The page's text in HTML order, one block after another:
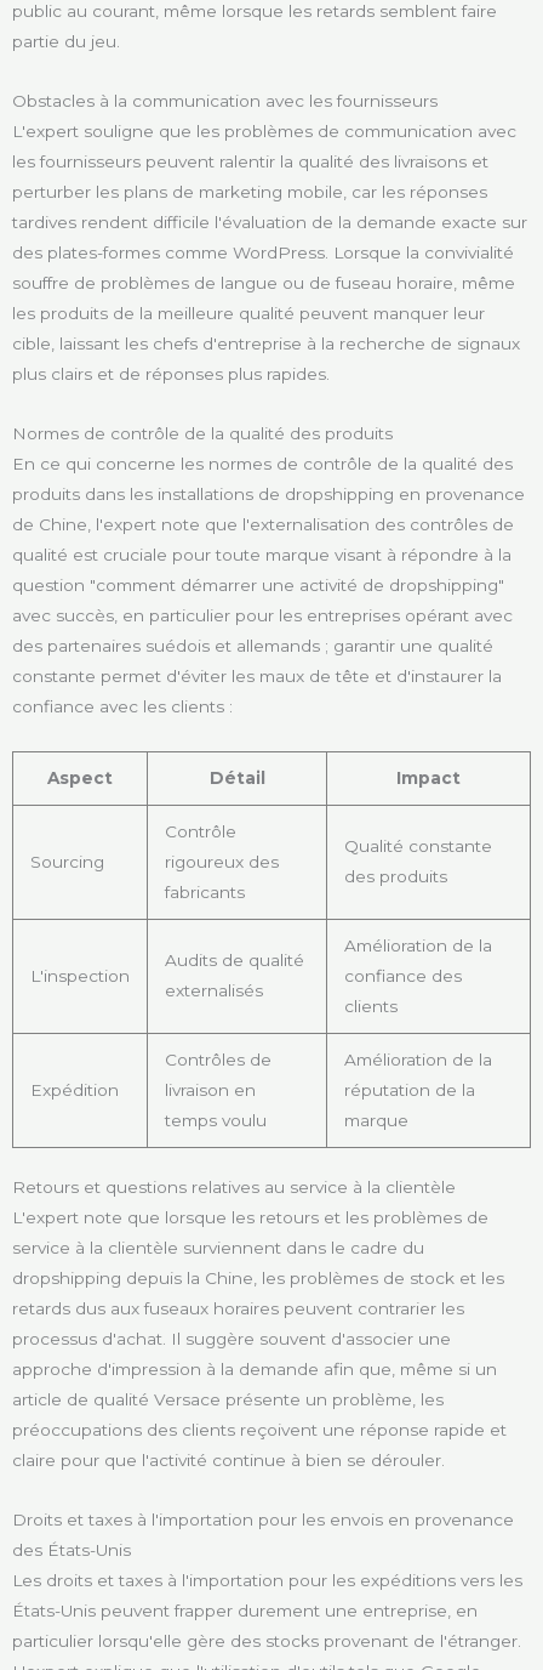
public au courant, même lorsque les retards semblent faire
partie du jeu.
Obstacles à la communication avec les fournisseurs
L'expert souligne que les problèmes de communication avec
les fournisseurs peuvent ralentir la qualité des livraisons et
perturber les plans de marketing mobile, car les réponses
tardives rendent difficile l'évaluation de la demande exacte sur
des plates-formes comme WordPress. Lorsque la convivialité
souffre de problèmes de langue ou de fuseau horaire, même
les produits de la meilleure qualité peuvent manquer leur
cible, laissant les chefs d'entreprise à la recherche de signaux
plus clairs et de réponses plus rapides.
Normes de contrôle de la qualité des produits
En ce qui concerne les normes de contrôle de la qualité des
produits dans les installations de dropshipping en provenance
de Chine, l'expert note que l'externalisation des contrôles de
qualité est cruciale pour toute marque visant à répondre à la
question "comment démarrer une activité de dropshipping"
avec succès, en particulier pour les entreprises opérant avec
des partenaires suédois et allemands ; garantir une qualité
constante permet d'éviter les maux de tête et d'instaurer la
confiance avec les clients :
Aspect Détail Impact
Sourcing
Contrôle
rigoureux des
fabricants
Qualité constante
des produits
L'inspection
Audits de qualité
externalisés
Amélioration de la
confiance des
clients
Expédition
Contrôles de
livraison en
temps voulu
Amélioration de la
réputation de la
marque
Retours et questions relatives au service à la clientèle
L'expert note que lorsque les retours et les problèmes de
service à la clientèle surviennent dans le cadre du
dropshipping depuis la Chine, les problèmes de stock et les
retards dus aux fuseaux horaires peuvent contrarier les
processus d'achat. Il suggère souvent d'associer une
approche d'impression à la demande afin que, même si un
article de qualité Versace présente un problème, les
préoccupations des clients reçoivent une réponse rapide et
claire pour que l'activité continue à bien se dérouler.
Droits et taxes à l'importation pour les envois en provenance
des États-Unis
Les droits et taxes à l'importation pour les expéditions vers les
États-Unis peuvent frapper durement une entreprise, en
particulier lorsqu'elle gère des stocks provenant de l'étranger.